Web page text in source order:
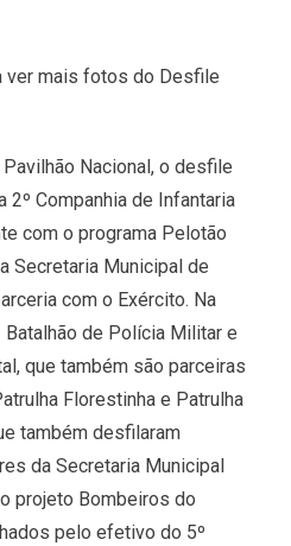
ver mais fotos do Desfile
Nacional, o desfile
Companhia de Infantaria
com o programa Pelotão
Secretaria Municipal de
com o Exército. Na
de Polícia Militar e
que também são parceiras
Florestinha e Patrulha
também desfilaram
da Secretaria Municipal
projeto Bombeiros do
pelo efetivo do 5º